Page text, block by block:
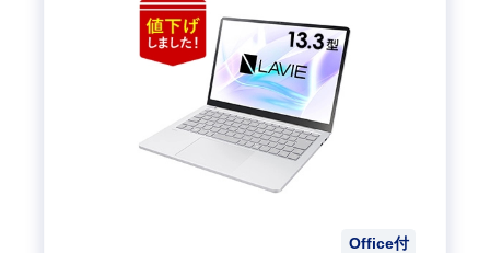
Office付